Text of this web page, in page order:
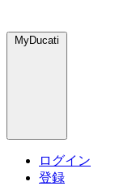
MyDucati
ログイン
登録